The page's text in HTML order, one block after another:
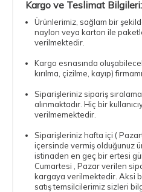
Kargo ve Teslimat Bilgileri:
Ürünlerimiz, sağlam bir
naylon veya karton ile
verilmektedir.
Kargo esnasında
kırılma, çizilme, kayıp)
Siparişleriniz sipariş
alınmaktadır. Hiç bir
verilmemektedir.
Siparişleriniz hafta içi (
içersinde vermiş olduğunuz
istinaden en geç bir ertesi
Cumartesi , Pazar verilen
kargaya verilmektedir. Aksi
satış temsilcilerimiz sizleri